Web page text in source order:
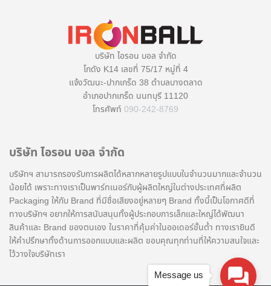
บริษัท ไอรอน บอล จำกัด
โกดัง K14 เลขที่ 75/17 หมู่ที่ 4
แจ้งวัฒนะ-ปากเกร็ด 38 ตำบลบางตลาด
อำเภอปากเกร็ด นนทบุรี 11120
โทรศัพท์ 090-242-8769
บริษัท ไอรอน บอล จำกัด
บริษัทฯ สามารถรองรับการผลิตได้หลากหลายรูปแบบในจำนวนมากและจำนวน
น้อยได้ เพราะทางเราเป็นพาร์ทเนอร์กับผู้ผลิตใหญ่ในต่างประเทศที่ผลิต
Packaging ให้กับ Brand ที่มีชื่อเสียงอยู่หลายๆ Brand ทั้งนี้เป็นโอกาศดีที่
ทางบริษัทฯ อยากให้การสนับสนุนทั้งผู้ประกอบการเล็กและใหญ่ได้พัฒนา
สินค้าและ Brand ของตนเอง ในราคาที่คุ้มค่าในออเดอร์ขั้นต่ำ ทางเรายินดี
ให้คำปรึกษาทั้งด้านการออกแบบและผลิต ขอบคุณทุกท่านที่ให้ความสนใจและ
ไว้วางใจบริษัทเรา
Message us